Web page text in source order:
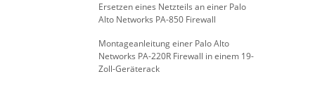
Ersetzen eines Netzteils an einer Palo
Alto Networks PA-850 Firewall
Montageanleitung einer Palo Alto
Networks PA-220R Firewall in einem 19-
Zoll-Geräterack